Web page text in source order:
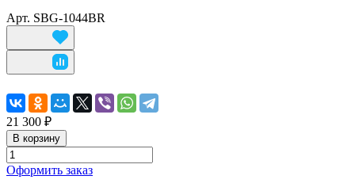
Арт. SBG-1044BR
21 300 ₽
В корзину
Оформить заказ